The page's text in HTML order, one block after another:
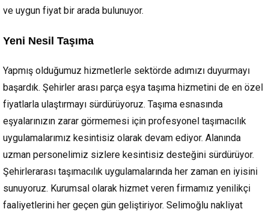
ve uygun fiyat bir arada bulunuyor.
Yeni Nesil Taşıma
Yapmış olduğumuz hizmetlerle sektörde adımızı duyurmayı
başardık. Şehirler arası parça eşya taşıma hizmetini de en özel
fiyatlarla ulaştırmayı sürdürüyoruz. Taşıma esnasında
eşyalarınızın zarar görmemesi için profesyonel taşımacılık
uygulamalarımız kesintisiz olarak devam ediyor. Alanında
uzman personelimiz sizlere kesintisiz desteğini sürdürüyor.
Şehirlerarası taşımacılık uygulamalarında her zaman en iyisini
sunuyoruz. Kurumsal olarak hizmet veren firmamız yenilikçi
faaliyetlerini her geçen gün geliştiriyor. Selimoğlu nakliyat